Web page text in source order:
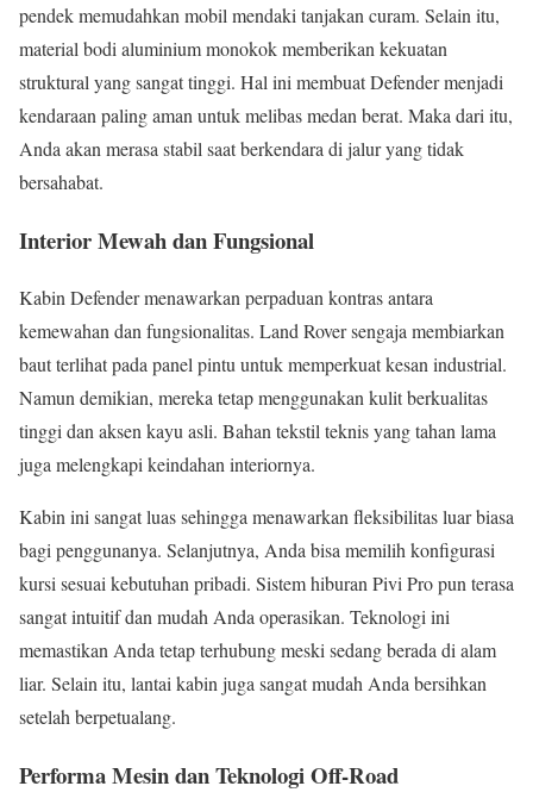
pendek memudahkan mobil mendaki tanjakan curam. Selain itu,
material bodi aluminium monokok memberikan kekuatan
struktural yang sangat tinggi. Hal ini membuat Defender menjadi
kendaraan paling aman untuk melibas medan berat. Maka dari itu,
Anda akan merasa stabil saat berkendara di jalur yang tidak
bersahabat.
Interior Mewah dan Fungsional
Kabin Defender menawarkan perpaduan kontras antara
kemewahan dan fungsionalitas. Land Rover sengaja membiarkan
baut terlihat pada panel pintu untuk memperkuat kesan industrial.
Namun demikian, mereka tetap menggunakan kulit berkualitas
tinggi dan aksen kayu asli. Bahan tekstil teknis yang tahan lama
juga melengkapi keindahan interiornya.
Kabin ini sangat luas sehingga menawarkan fleksibilitas luar biasa
bagi penggunanya. Selanjutnya, Anda bisa memilih konfigurasi
kursi sesuai kebutuhan pribadi. Sistem hiburan Pivi Pro pun terasa
sangat intuitif dan mudah Anda operasikan. Teknologi ini
memastikan Anda tetap terhubung meski sedang berada di alam
liar. Selain itu, lantai kabin juga sangat mudah Anda bersihkan
setelah berpetualang.
Performa Mesin dan Teknologi Off-Road